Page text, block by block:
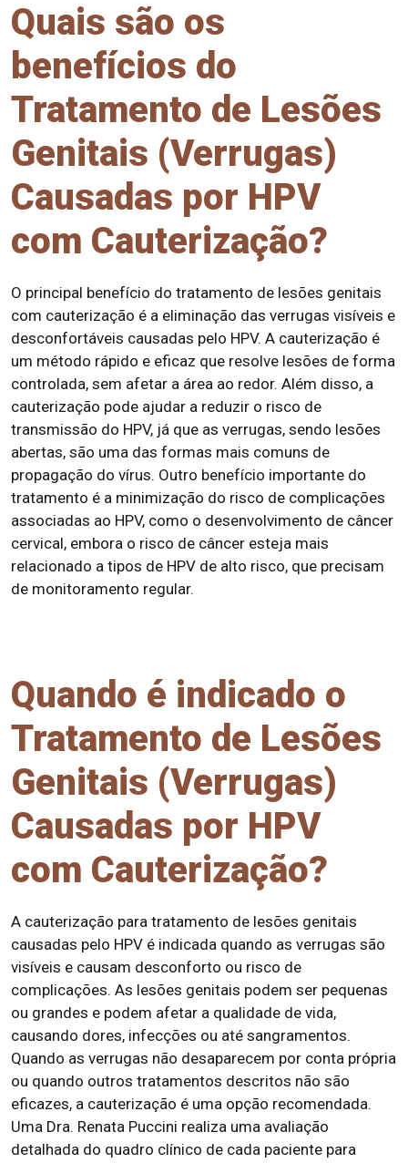
Quais são os
benefícios do
Tratamento de Lesões
Genitais (Verrugas)
Causadas por HPV
com Cauterização?
O principal benefício do tratamento de lesões genitais
com cauterização é a eliminação das verrugas visíveis e
desconfortáveis ​​causadas pelo HPV. A cauterização é
um método rápido e eficaz que resolve lesões de forma
controlada, sem afetar a área ao redor. Além disso, a
cauterização pode ajudar a reduzir o risco de
transmissão do HPV, já que as verrugas, sendo lesões
abertas, são uma das formas mais comuns de
propagação do vírus. Outro benefício importante do
tratamento é a minimização do risco de complicações
associadas ao HPV, como o desenvolvimento de câncer
cervical, embora o risco de câncer esteja mais
relacionado a tipos de HPV de alto risco, que precisam
de monitoramento regular.
Quando é indicado o
Tratamento de Lesões
Genitais (Verrugas)
Causadas por HPV
com Cauterização?
A cauterização para tratamento de lesões genitais
causadas pelo HPV é indicada quando as verrugas são
visíveis e causam desconforto ou risco de
complicações. As lesões genitais podem ser pequenas
ou grandes e podem afetar a qualidade de vida,
causando dores, infecções ou até sangramentos.
Quando as verrugas não desaparecem por conta própria
ou quando outros tratamentos descritos não são
eficazes, a cauterização é uma opção recomendada.
Uma Dra. Renata Puccini realiza uma avaliação
detalhada do quadro clínico de cada paciente para